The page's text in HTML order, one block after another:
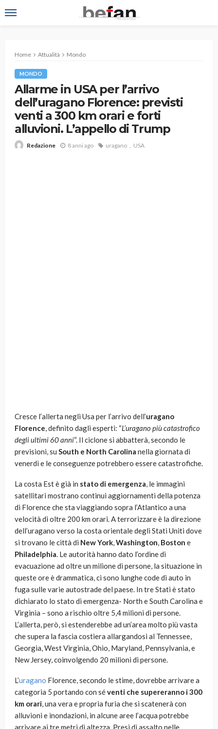
Home Attualità Mondo
MONDO
Allarme in USA per l’arrivo
dell’uragano Florence: previsti
venti a 300 km orari e forti
alluvioni. L’appello di Trump
Redazione 8 anni ago uragano USA
Cresce l’allerta negli Usa per l’arrivo dell’uragano
Florence, definito dagli esperti: “L’uragano più catastrofico
degli ultimi 60 anni“. Il ciclone si abbatterà, secondo le
previsioni, su South e North Carolina nella giornata di
venerdì e le conseguenze potrebbero essere catastrofiche.
La costa Est è già in stato di emergenza, le immagini
satellitari mostrano continui aggiornamenti della potenza
di Florence che sta viaggiando sopra l’Atlantico a una
velocità di oltre 200 km orari. A terrorizzare è la direzione
dell’uragano verso la costa orientale degli Stati Uniti dove
si trovano le città di New York,Washington, Boston e
Philadelphia. Le autorità hanno dato l’ordine di
evacuazione ad oltre un milione di persone, la situazione in
queste ore è drammatica, ci sono lunghe code di auto in
fuga sulle varie autostrade del paese. In tre Stati è stato
dichiarato lo stato di emergenza- North e South Carolina e
Virginia – sono a rischio oltre 5,4 milioni di persone.
L’allerta, però, si estenderebbe ad un’area molto più vasta
che supera la fascia costiera allargandosi al Tennessee,
Georgia, West Virginia, Ohio, Maryland, Pennsylvania, e
New Jersey, coinvolgendo 20 milioni di persone.
L’uragano Florence, secondo le stime, dovrebbe arrivare a
categoria 5 portando con séventi che supereranno i 300
km orari, una vera e propria furia che si scatenerà con
alluvioni e inondazioni, in alcune aree l’acqua potrebbe